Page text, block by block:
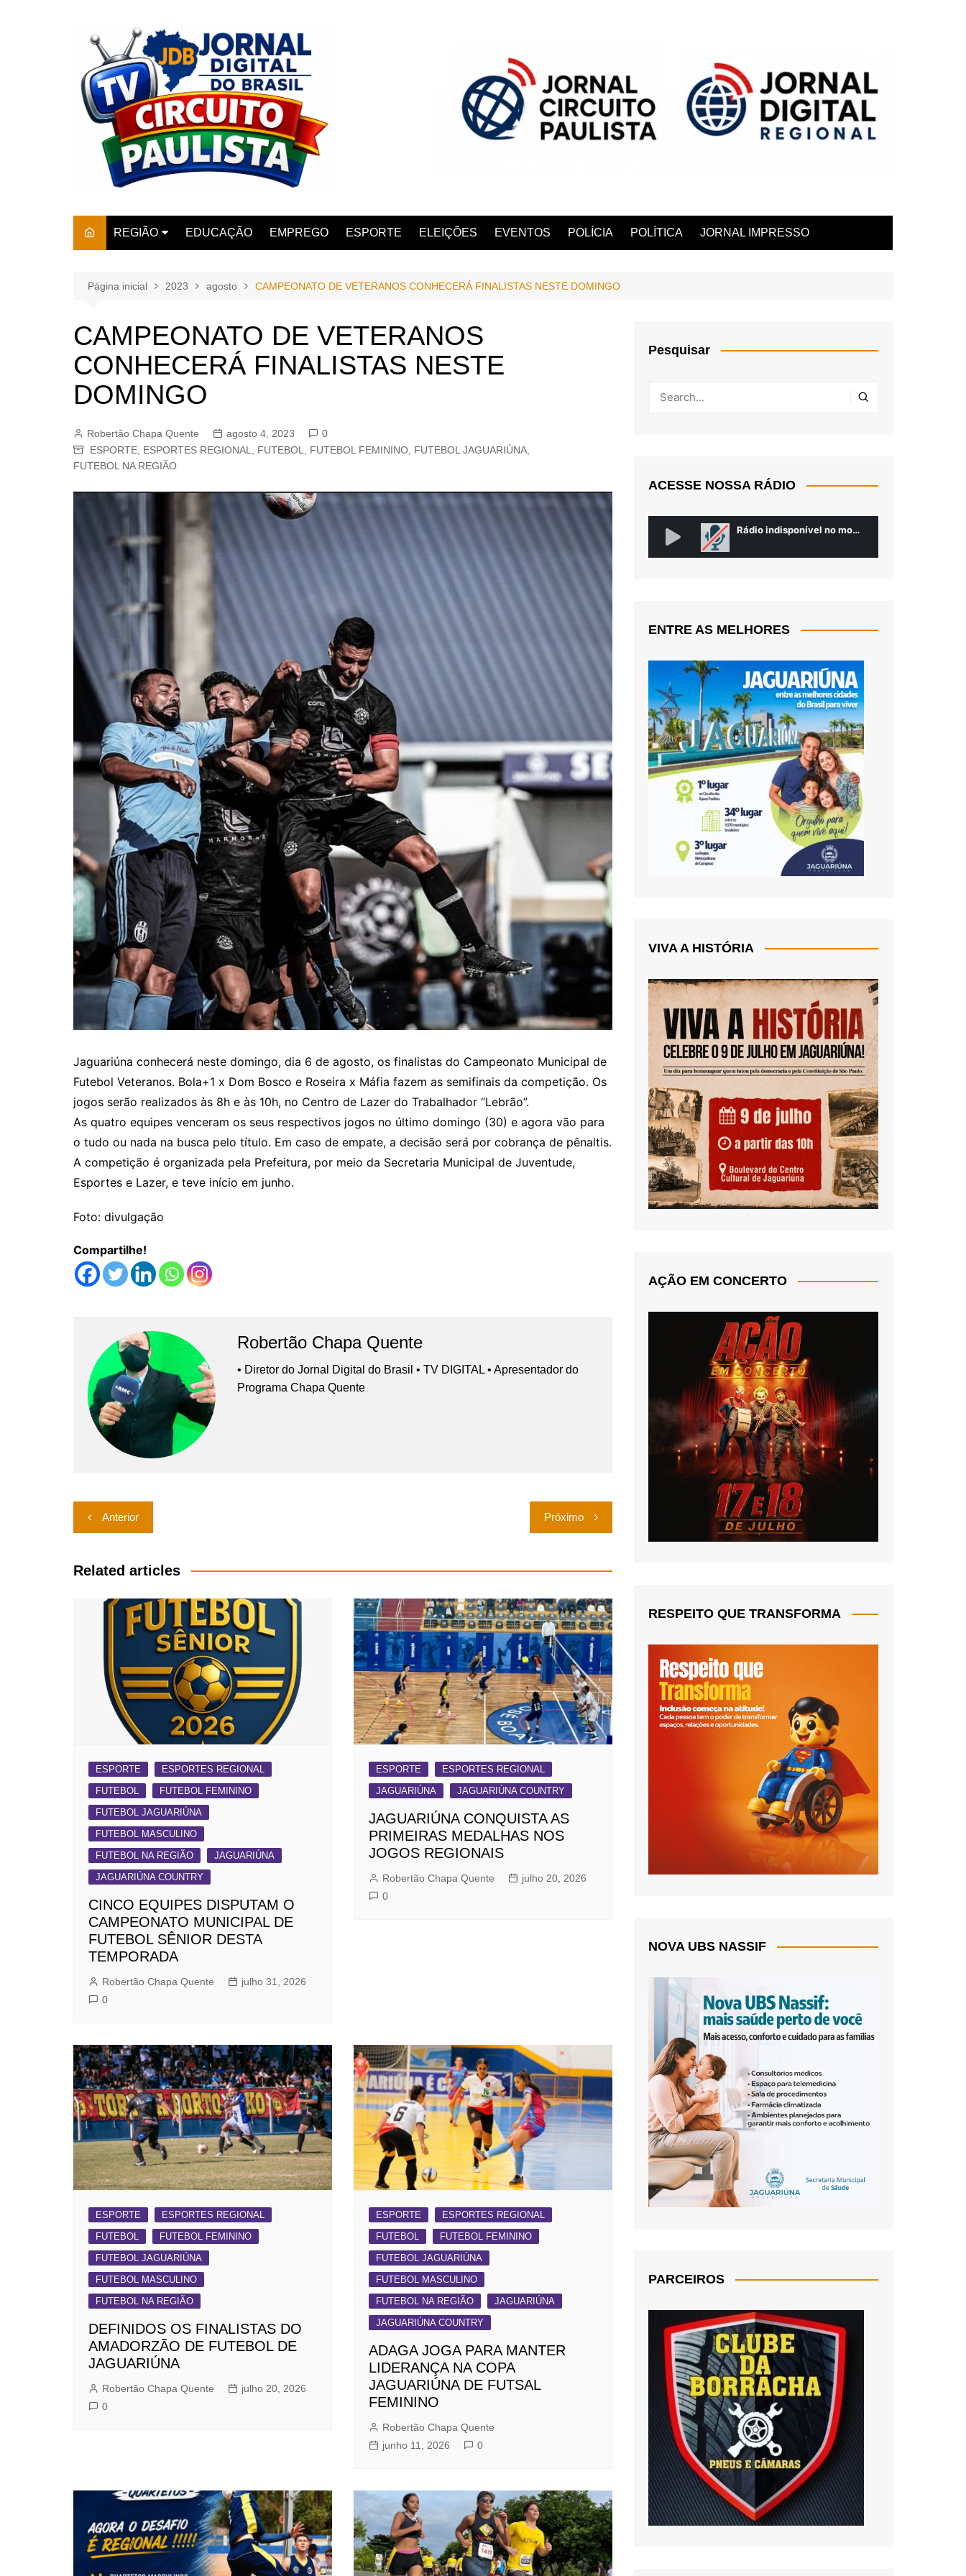
REGIÃO
AMPARO
BARRETOS
CAMPINAS
JUNDIAÍ
LIMEIRA
MOGI MIRIM
PAULÍNIA
EDUCAÇÃO EMPREGO ESPORTE ELEIÇÕES EVENTOS POLÍCIA POLÍTICA JORNAL IMPRESSO
Página inicial 2023 agosto CAMPEONATO DE VETERANOS CONHECERÁ FINALISTAS NESTE DOMINGO
CAMPEONATO DE VETERANOS
CONHECERÁ FINALISTAS NESTE
DOMINGO
Robertão Chapa Quente agosto 4, 2023
0
ESPORTE ESPORTES REGIONAL FUTEBOL FUTEBOL FEMININO FUTEBOL JAGUARIÚNA
FUTEBOL NA REGIÃO
Jaguariúna conhecerá neste domingo, dia 6 de agosto, os finalistas do Campeonato Municipal de
Futebol Veteranos. Bola+1 x Dom Bosco e Roseira x Máfia fazem as semifinais da competição. Os
jogos serão realizados às 8h e às 10h, no Centro de Lazer do Trabalhador “Lebrão”.
As quatro equipes venceram os seus respectivos jogos no último domingo (30) e agora vão para
o tudo ou nada na busca pelo título. Em caso de empate, a decisão será por cobrança de pênaltis.
A competição é organizada pela Prefeitura, por meio da Secretaria Municipal de Juventude,
Esportes e Lazer, e teve início em junho.
Foto: divulgação
Compartilhe!
Robertão Chapa Quente
• Diretor do Jornal Digital do Brasil • TV DIGITAL • Apresentador do
Programa Chapa Quente
Navegação
de
Post
Anterior Próximo
Related articles
ESPORTE
ESPORTES REGIONAL
FUTEBOL
FUTEBOL FEMININO
FUTEBOL JAGUARIÚNA
FUTEBOL MASCULINO
FUTEBOL NA REGIÃO
JAGUARIÚNA
JAGUARIÚNA COUNTRY
CINCO EQUIPES DISPUTAM O
CAMPEONATO MUNICIPAL DE
FUTEBOL SÊNIOR DESTA
TEMPORADA
Robertão Chapa Quente
julho 31, 2026
0
ESPORTE
ESPORTES REGIONAL
JAGUARIÚNA
JAGUARIÚNA COUNTRY
JAGUARIÚNA CONQUISTA AS
PRIMEIRAS MEDALHAS NOS
JOGOS REGIONAIS
Robertão Chapa Quente
julho 20, 2026
0
ESPORTE
ESPORTES REGIONAL
FUTEBOL
FUTEBOL FEMININO
FUTEBOL JAGUARIÚNA
FUTEBOL MASCULINO
FUTEBOL NA REGIÃO
DEFINIDOS OS FINALISTAS DO
AMADORZÃO DE FUTEBOL DE
JAGUARIÚNA
Robertão Chapa Quente
julho 20, 2026
0
ESPORTE
ESPORTES REGIONAL
FUTEBOL
FUTEBOL FEMININO
FUTEBOL JAGUARIÚNA
FUTEBOL MASCULINO
FUTEBOL NA REGIÃO
JAGUARIÚNA
JAGUARIÚNA COUNTRY
ADAGA JOGA PARA MANTER
LIDERANÇA NA COPA
JAGUARIÚNA DE FUTSAL
FEMININO
Robertão Chapa Quente
junho 11, 2026
0
Pesquisar
ACESSE NOSSA RÁDIO
ENTRE AS MELHORES
VIVA A HISTÓRIA
AÇÃO EM CONCERTO
RESPEITO QUE TRANSFORMA
NOVA UBS NASSIF
PARCEIROS